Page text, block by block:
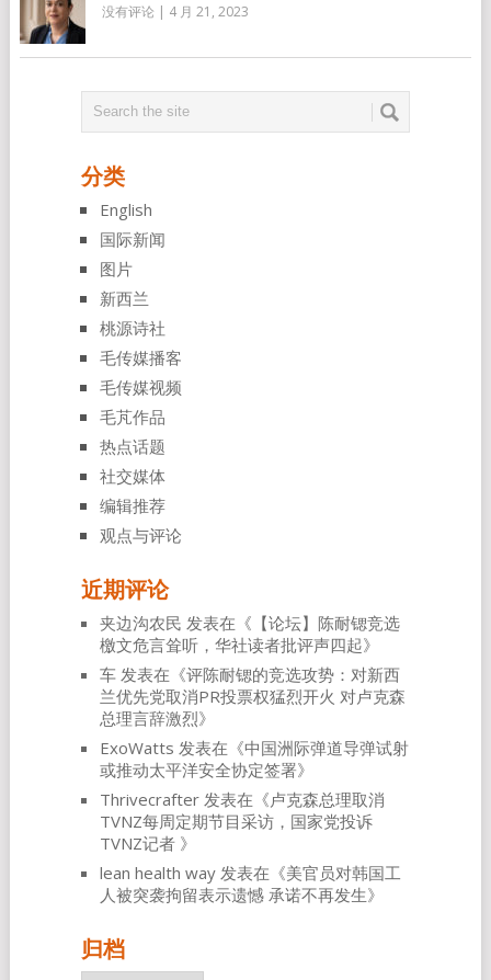
没有评论 | 4 月 21, 2023
分类
English
国际新闻
图片
新西兰
桃源诗社
毛传媒播客
毛传媒视频
毛芃作品
热点话题
社交媒体
编辑推荐
观点与评论
近期评论
夹边沟农民 发表在《 【论坛】陈耐锶竞选
檄文危言耸听，华社读者批评声四起》
车发表在《评陈耐锶的竞选攻势：对新西
兰优先党取消PR投票权猛烈开火 对卢克森
总理言辞激烈》
ExoWatts 发表在《中国洲际弹道导弹试射
或推动太平洋安全协定签署》
Thrivecrafter发表在《卢克森总理取消
TVNZ每周定期节目采访，国家党投诉
TVNZ记者 》
lean health way发表在《美官员对韩国工
人被突袭拘留表示遗憾 承诺不再发生》
归档